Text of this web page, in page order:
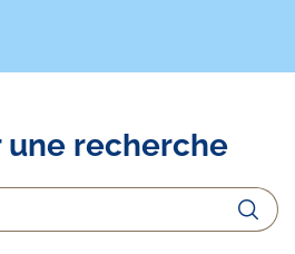
une recherche